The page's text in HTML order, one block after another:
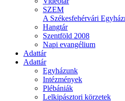
SZEM
A Székesfehérvári
Hangtár
Szentföld 2008
Napi evangélium
Adattár
Adattár
Egyházunk
Intézmények
Plébániák
Lelkipásztori körzetek